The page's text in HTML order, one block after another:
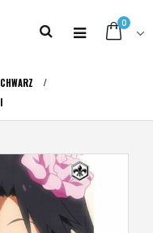
0